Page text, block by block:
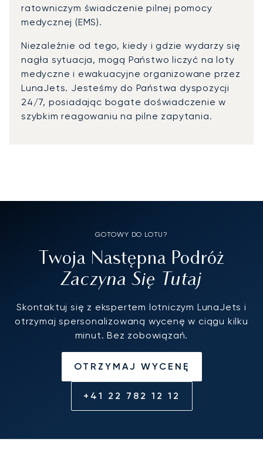
ratowniczym świadczenie pilnej pomocy
medycznej (EMS).
Niezależnie od tego, kiedy i gdzie wydarzy się
nagła sytuacja, mogą Państwo liczyć na loty
medyczne i ewakuacyjne organizowane przez
LunaJets. Jesteśmy do Państwa dyspozycji
24/7, posiadając bogate doświadczenie w
szybkim reagowaniu na pilne zapytania.
GOTOWY DO LOTU?
Twoja Następna Podróż
Zaczyna Się Tutaj
Skontaktuj się z ekspertem lotniczym LunaJets i
otrzymaj spersonalizowaną wycenę w ciągu kilku
minut. Bez zobowiązań.
OTRZYMAJ WYCENĘ
+41 22 782 12 12